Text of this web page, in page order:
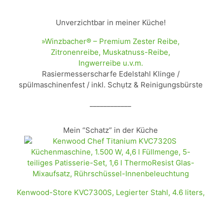
Unverzichtbar in meiner Küche!
»Winzbacher® – Premium Zester Reibe,
Zitronenreibe, Muskatnuss-Reibe,
Ingwerreibe u.v.m.
Rasiermesserscharfe Edelstahl Klinge /
spülmaschinenfest / inkl. Schụtz & Reinigungsbürste
Mein “Schatz” in der Küche
Kenwood-Store KVC7300S, Legierter Stahl, 4.6 liters,